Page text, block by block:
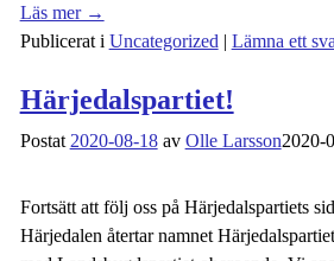
Läs mer →
Publicerat i Uncategorized | Lämna ett
Härjedalspartiet!
Postat 2020-08-18 av Olle Larsson2020-
Fortsätt att följ oss på Härjedalspartiets
Härjedalen återtar namnet